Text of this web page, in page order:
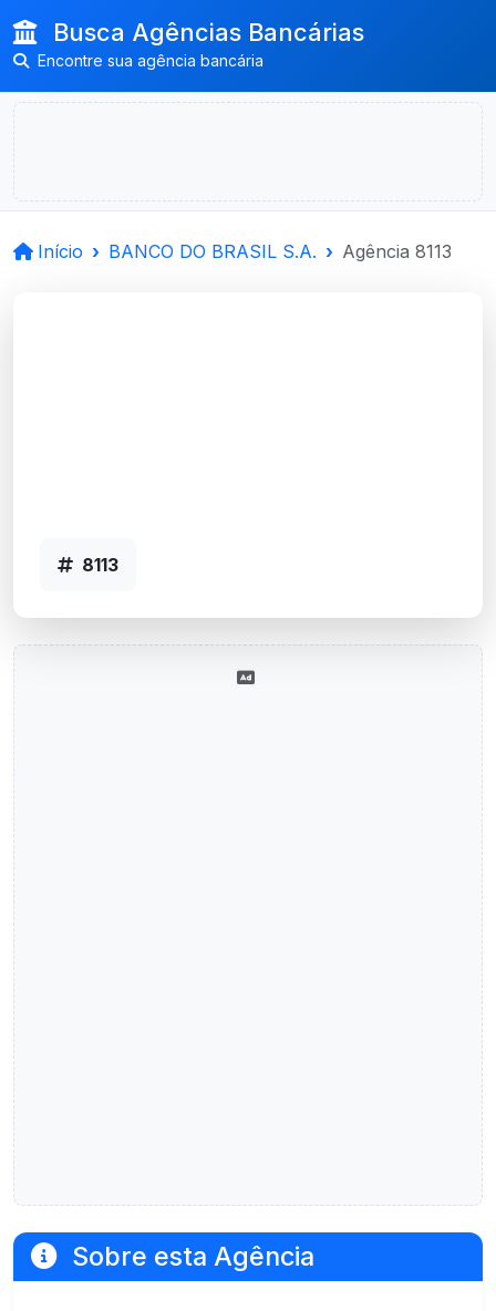
Busca Agências Bancárias
Encontre sua agência bancária
Início BANCO DO BRASIL S.A. Agência 8113
8113
Sobre esta Agência